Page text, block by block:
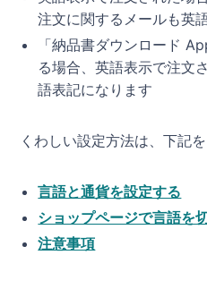
注文に関するメールも英
「納品書ダウンロード
る場合、英語表示で注文
語表記になります
くわしい設定方法は、下記
言語と通貨を設定する
ショップページで言語を
注意事項